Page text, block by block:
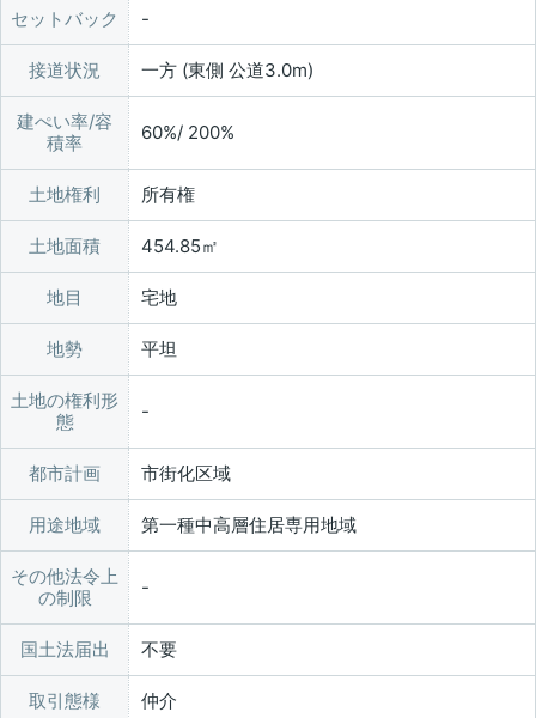
セットバック
接道状況 一方 (東側 公道3.0m)
建ぺい率/容
積率
60%/ 200%
土地権利 所有権
土地面積 454.85㎡
地目 宅地
地勢 平坦
土地の権利形
態
都市計画 市街化区域
用途地域 第一種中高層住居専用地域
その他法令上
の制限
国土法届出 不要
取引態様 仲介